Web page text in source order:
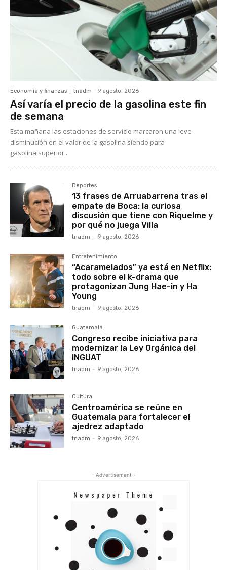
Economía y finanzas tnadm - 9 agosto, 2026
Así varía el precio de la gasolina este fin
de semana
Esta mañana las estaciones de servicio marcaron una leve
disminución en el valor de la gasolina siendo para
gasolina superior...
Deportes
13 frases de Arruabarrena tras el
empate de Boca: la curiosa
discusión que tiene con Riquelme y
por qué no juega Villa
tnadm - 9 agosto, 2026
Entretenimiento
“Acaramelados” ya está en Netflix:
todo sobre el k-drama que
protagonizan Jung Hae-in y Ha
Young
tnadm - 9 agosto, 2026
Guatemala
Congreso recibe iniciativa para
modernizar la Ley Orgánica del
INGUAT
tnadm - 9 agosto, 2026
Cultura
Centroamérica se reúne en
Guatemala para fortalecer el
ajedrez adaptado
tnadm - 9 agosto, 2026
- Advertisement -